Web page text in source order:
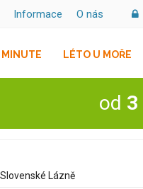
O nás
Informace
MINUTE LÉTO U MOŘE
od 3
Slovenské Lázně